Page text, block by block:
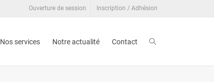
Ouverture de session Inscription / Adhésion
Nos services Notre actualité Contact